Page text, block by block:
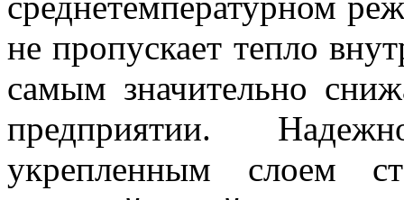
не пропускает тепло
самым значительно
предприятии.
укрепленным слоем